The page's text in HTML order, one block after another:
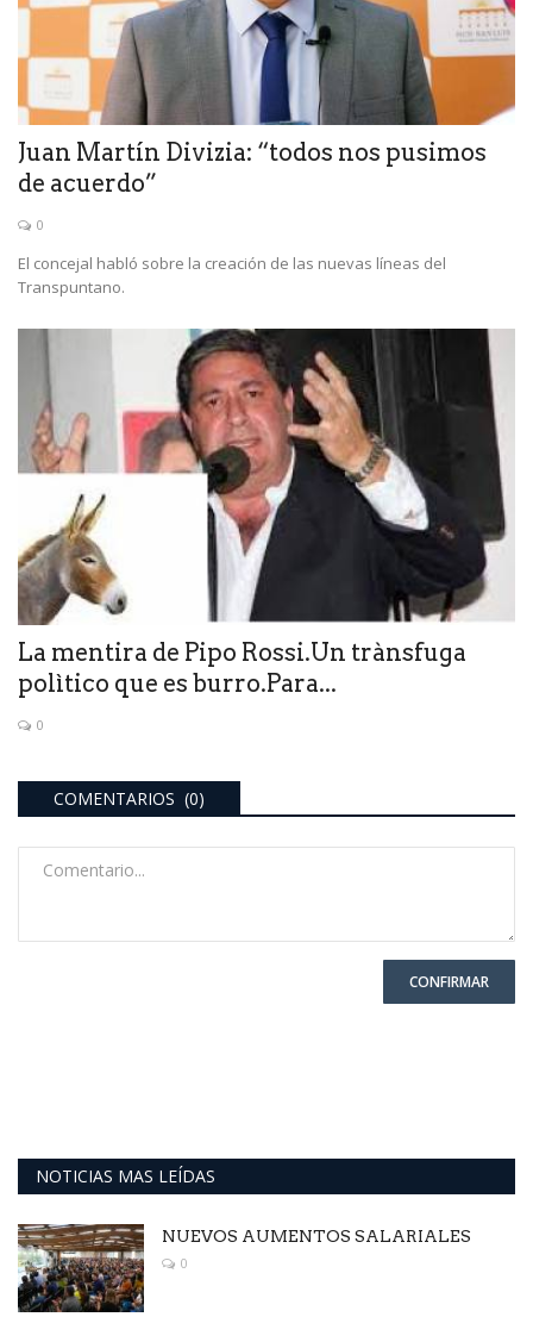
Juan Martín Divizia: “todos nos pusimos
de acuerdo”
0
El concejal habló sobre la creación de las nuevas líneas del
Transpuntano.
La mentira de Pipo Rossi.Un trànsfuga
polìtico que es burro.Para...
0
COMENTARIOS (0)
CONFIRMAR
NOTICIAS MAS LEÍDAS
NUEVOS AUMENTOS SALARIALES
0